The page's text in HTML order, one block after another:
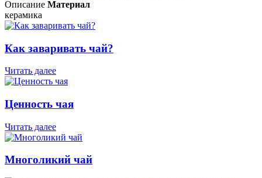
Описание Материал
керамика
Как заваривать чай?
Читать далее
Ценность чая
Читать далее
Многоликий чай